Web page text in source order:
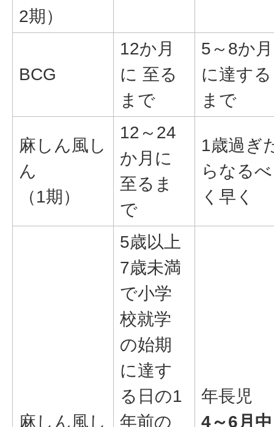
2期）
BCG
12か月
に 至る
まで
5～8か月
に達する
まで
麻しん風し
ん
（1期）
12～24
か月に
至るま
で
1歳過ぎ
らなるべ
く早く
麻しん風し
5歳以上
7歳未満
で小学
校就学
の始期
に達す
る日の1
年前の
年長児
4～6月中